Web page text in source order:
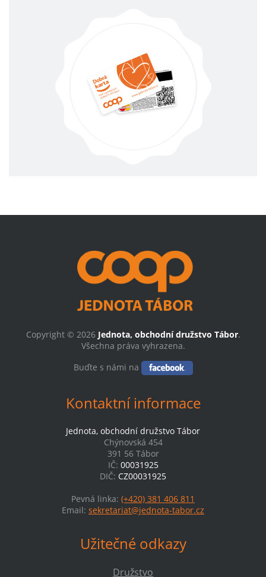
Copyright © 2026 Jednota, obchodní družstvo Tábor.
Všechna práva vyhrazena.
Buďte s námi na
Kontaktní informace
Jednota, obchodní družstvo Tábor
Chýnovská 454
391 56 Tábor
IČ: 00031925
DIČ: CZ00031925
Pevná linka: (+420) 381 406 811
Email: sekretariat@jednota-tabor.cz
Užitečné odkazy
Družstvo